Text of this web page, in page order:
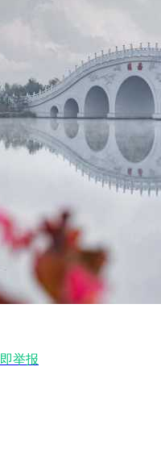
举报